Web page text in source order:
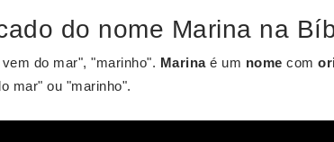
do nome Marina na
do mar", "marinho". Marinaé um nome com
mar" ou "marinho".